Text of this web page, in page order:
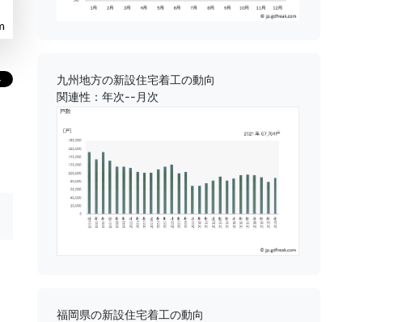
九州地方の新設住宅着工の動向
関連性：年次--月次
福岡県の新設住宅着工の動向